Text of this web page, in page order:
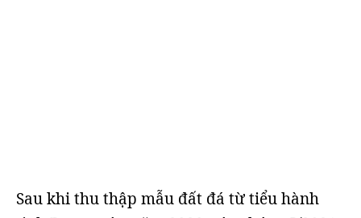
Sau khi thu thập mẫu đất đá từ tiểu hành